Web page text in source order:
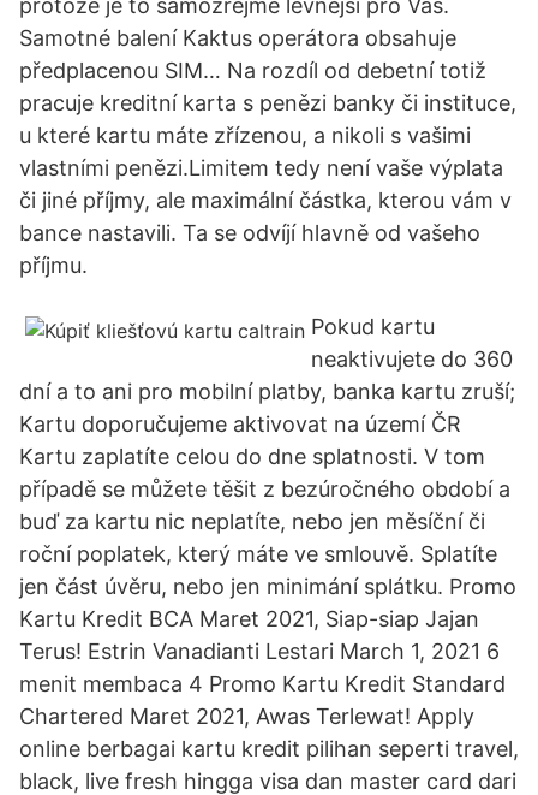
protože je to samozřejmě levnější pro Vás.
Samotné balení Kaktus operátora obsahuje
předplacenou SIM… Na rozdíl od debetní totiž
pracuje kreditní karta s penězi banky či instituce,
u které kartu máte zřízenou, a nikoli s vašimi
vlastními penězi.Limitem tedy není vaše výplata
či jiné příjmy, ale maximální částka, kterou vám v
bance nastavili. Ta se odvíjí hlavně od vašeho
příjmu.
Pokud kartu
neaktivujete do 360
dní a to ani pro mobilní platby, banka kartu zruší;
Kartu doporučujeme aktivovat na území ČR
Kartu zaplatíte celou do dne splatnosti. V tom
případě se můžete těšit z bezúročného období a
buď za kartu nic neplatíte, nebo jen měsíční či
roční poplatek, který máte ve smlouvě. Splatíte
jen část úvěru, nebo jen minimání splátku. Promo
Kartu Kredit BCA Maret 2021, Siap-siap Jajan
Terus! Estrin Vanadianti Lestari March 1, 2021 6
menit membaca 4 Promo Kartu Kredit Standard
Chartered Maret 2021, Awas Terlewat! Apply
online berbagai kartu kredit pilihan seperti travel,
black, live fresh hingga visa dan master card dari